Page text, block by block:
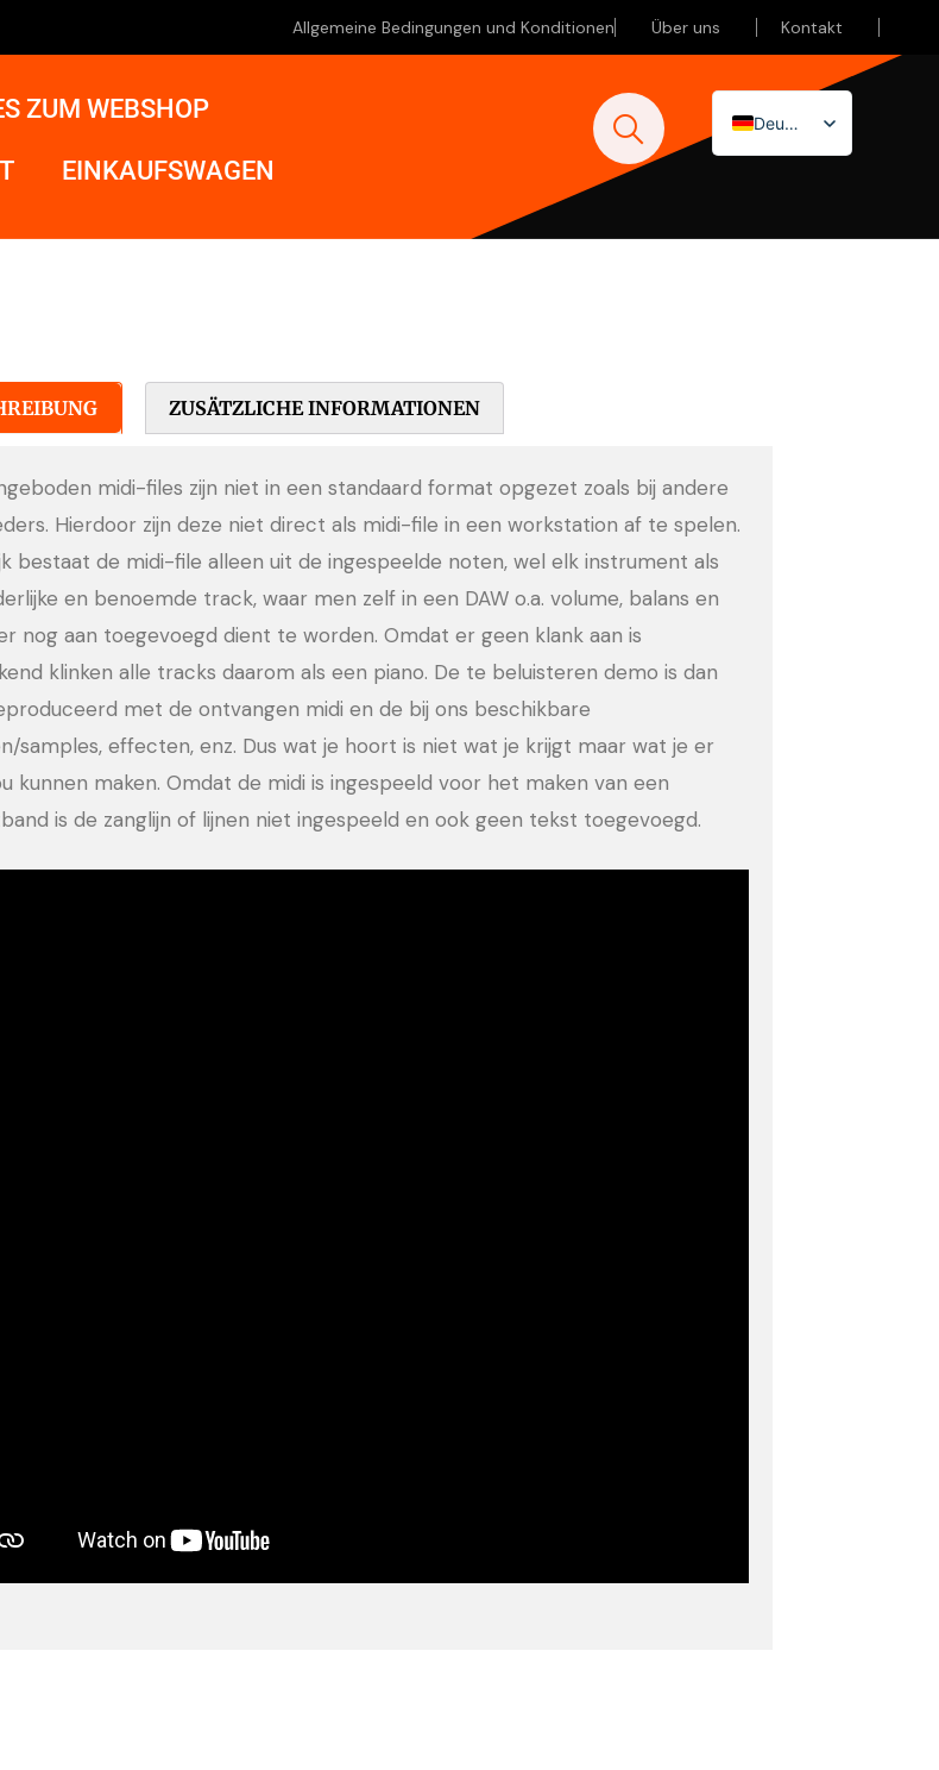
Allgemeine Bedingungen und Konditionen Über uns Kontakt
ZUM WEBSHOP
EINKAUFSWAGEN
Deutsch
Nederlands
ZUSÄTZLICHE INFORMATIONEN
midi-files zijn niet in een standaard format opgezet zoals bij andere
Hierdoor zijn deze niet direct als midi-file in een workstation af te spelen.
bestaat de midi-file alleen uit de ingespeelde noten, wel elk instrument als
en benoemde track, waar men zelf in een DAW o.a. volume, balans en
nog aan toegevoegd dient te worden. Omdat er geen klank aan is
klinken alle tracks daarom als een piano. De te beluisteren demo is dan
met de ontvangen midi en de bij ons beschikbare
samples, effecten, enz. Dus wat je hoort is niet wat je krijgt maar wat je er
kunnen maken. Omdat de midi is ingespeeld voor het maken van een
is de zanglijn of lijnen niet ingespeeld en ook geen tekst toegevoegd.